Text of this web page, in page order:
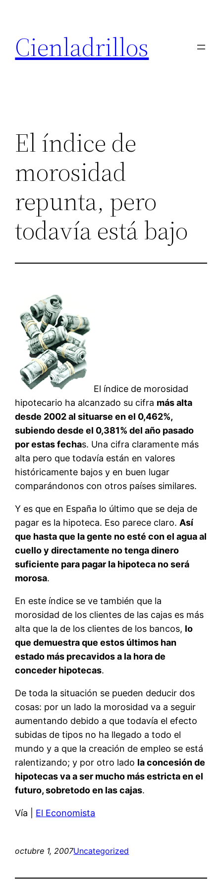
contenido
Cienladrillos
El índice de
morosidad
repunta, pero
todavía está bajo
El índice de morosidad
hipotecario ha alcanzado su cifra más alta
desde 2002 al situarse en el 0,462%,
subiendo desde el 0,381% del año pasado
por estas fechas. Una cifra claramente más
alta pero que todavía están en valores
históricamente bajos y en buen lugar
comparándonos con otros países similares.
Y es que en España lo último que se deja de
pagar es la hipoteca. Eso parece claro. Así
que hasta que la gente no esté con el agua al
cuello y directamente no tenga dinero
suficiente para pagar la hipoteca no será
morosa.
En este índice se ve también que la
morosidad de los clientes de las cajas es más
alta que la de los clientes de los bancos, lo
que demuestra que estos últimos han
estado más precavidos a la hora de
conceder hipotecas.
De toda la situación se pueden deducir dos
cosas: por un lado la morosidad va a seguir
aumentando debido a que todavía el efecto
subidas de tipos no ha llegado a todo el
mundo y a que la creación de empleo se está
ralentizando; y por otro lado la concesión de
hipotecas va a ser mucho más estricta en el
futuro, sobretodo en las cajas.
Vía | El Economista
octubre 1, 2007Uncategorized